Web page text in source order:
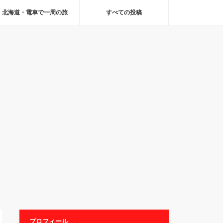
北海道・電車で一周の旅 すべての投稿
プロフィール